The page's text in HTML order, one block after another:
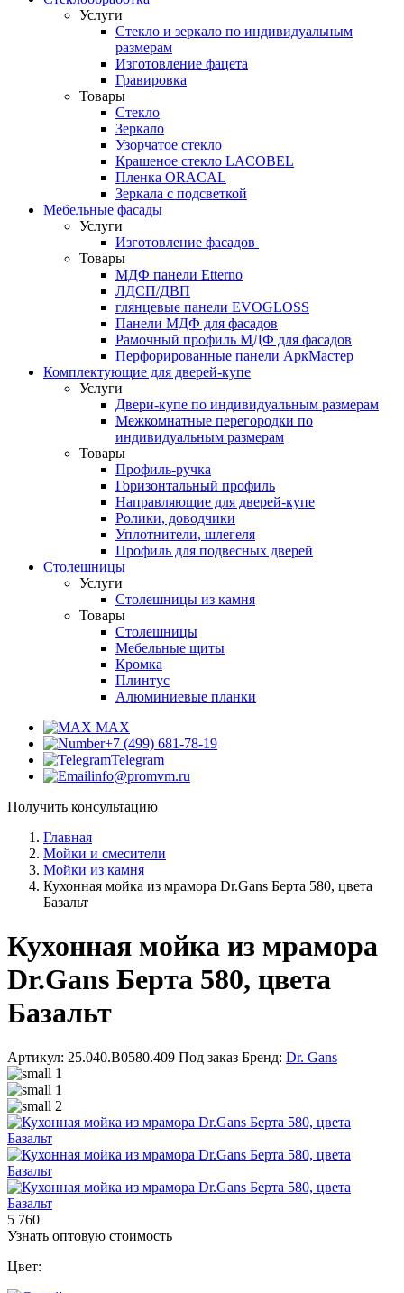
Услуги
Стекло и зеркало по индивидуальным
размерам
Изготовление фацета
Гравировка
Товары
Стекло
Зеркало
Узорчатое стекло
Крашеное стекло LACOBEL
Пленка ORACAL
Зеркала с подсветкой
Мебельные фасады
Услуги
Изготовление фасадов
Товары
МДФ панели Etterno
ЛДСП/ДВП
глянцевые панели EVOGLOSS
Панели МДФ для фасадов
Рамочный профиль МДФ для фасадов
Перфорированные панели АркМастер
Комплектующие для дверей-купе
Услуги
Двери-купе по индивидуальным размерам
Межкомнатные перегородки по
индивидуальным размерам
Товары
Профиль-ручка
Горизонтальный профиль
Направляющие для дверей-купе
Ролики, доводчики
Уплотнители, шлегеля
Профиль для подвесных дверей
Столешницы
Услуги
Столешницы из камня
Товары
Столешницы
Мебельные щиты
Кромка
Плинтус
Алюминиевые планки
MAX
+7 (499) 681-78-19
Telegram
info@promvm.ru
Получить консультацию
Главная
Мойки и смесители
Мойки из камня
Кухонная мойка из мрамора Dr.Gans Берта 580, цвета
Базальт
Кухонная мойка из мрамора
Dr.Gans Берта 580, цвета
Базальт
Артикул: 25.040.B0580.409 Под заказ Бренд: Dr. Gans
5 760
Узнать оптовую стоимость
Цвет: